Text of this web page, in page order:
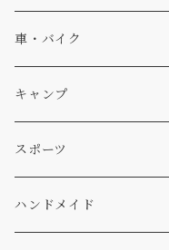
ソックス
雑貨
ステッカー
バッグ
Db
サーフ
スキー
A-Frame
DOGS
WEAR
Four My Self
Ten
車・バイク
車外
マット、シート
エアフレッシュナー
キャンプ
ファニチャー
キッチン
スポーツ
サーフ
ハンドメイド